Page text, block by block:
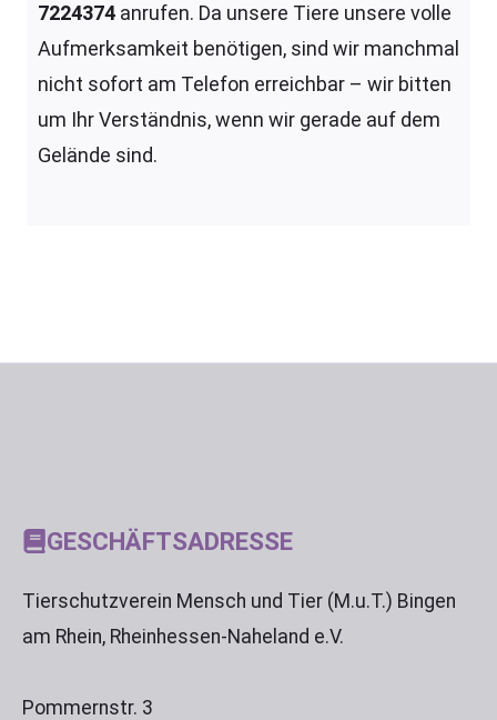
7224374 anrufen. Da unsere Tiere unsere volle
Aufmerksamkeit benötigen, sind wir manchmal
nicht sofort am Telefon erreichbar – wir bitten
um Ihr Verständnis, wenn wir gerade auf dem
Gelände sind.
GESCHÄFTSADRESSE
Tierschutzverein Mensch und Tier (M.u.T.) Bingen
am Rhein, Rheinhessen-Naheland e.V.
Pommernstr. 3